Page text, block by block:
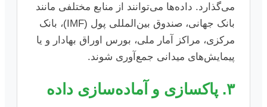
می‌گذارد. داده‌ها می‌توانند از منابع مختلفی مانند
بانک جهانی، صندوق بین‌المللی پول (IMF)، بانک
مرکزی، مراکز آمار ملی، بورس اوراق بهادار و یا
پیمایش‌های میدانی جمع‌آوری شوند.